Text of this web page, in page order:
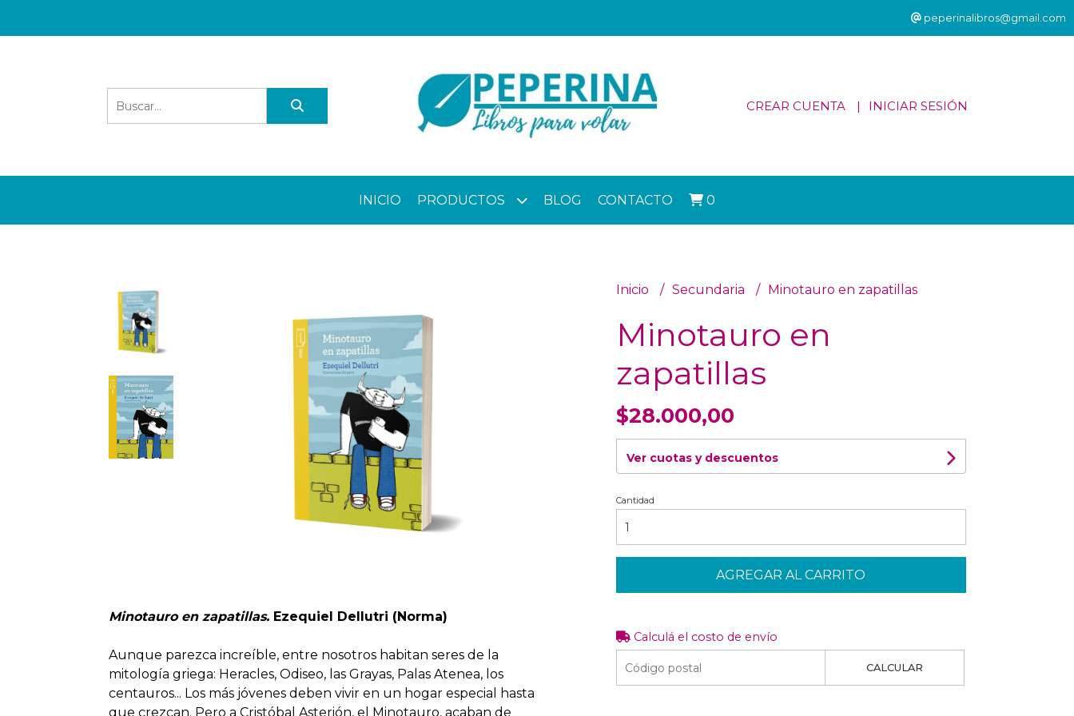
peperinalibros@gmail.com
CREAR CUENTA INICIAR SESIÓN
INICIO PRODUCTOS BLOG CONTACTO 0
Minotauro en zapatillas.Ezequiel Dellutri (Norma)
Aunque parezca increíble, entre nosotros habitan seres de la
mitología griega: Heracles, Odiseo, las Grayas, Palas Atenea, los
centauros... Los más jóvenes deben vivir en un hogar especial hasta
que crezcan. Pero a Cristóbal Asterión, el Minotauro, acaban de
Inicio Secundaria Minotauro en zapatillas
Minotauro en
zapatillas
$28.000,00
Ver cuotas y descuentos
Cantidad
AGREGAR AL CARRITO
Calculá el costo de envío
CALCULAR